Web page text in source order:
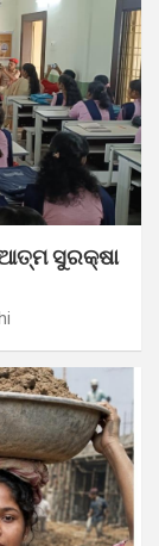
ଆତ୍ମ ସୁରକ୍ଷା